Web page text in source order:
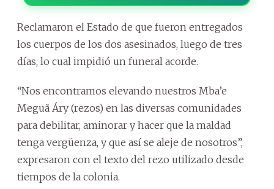
Reclamaron el Estado de que fueron entregados
los cuerpos de los dos asesinados, luego de tres
días, lo cual impidió un funeral acorde.
“Nos encontramos elevando nuestros Mba’e
Meguã Áry (rezos) en las diversas comunidades
para debilitar, aminorar y hacer que la maldad
tenga vergüenza, y que así se aleje de nosotros”,
expresaron con el texto del rezo utilizado desde
tiempos de la colonia.